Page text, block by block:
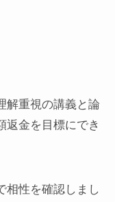
解重視の講義と論
返金を目標にでき
相性を確認しまし